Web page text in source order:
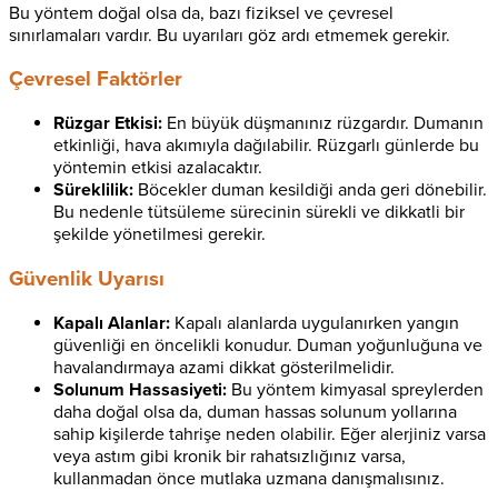
Bu yöntem doğal olsa da, bazı fiziksel ve çevresel
sınırlamaları vardır. Bu uyarıları göz ardı etmemek gerekir.
Çevresel Faktörler
Rüzgar Etkisi: En büyük düşmanınız rüzgardır. Dumanın
etkinliği, hava akımıyla dağılabilir. Rüzgarlı günlerde bu
yöntemin etkisi azalacaktır.
Süreklilik: Böcekler duman kesildiği anda geri dönebilir.
Bu nedenle tütsüleme sürecinin sürekli ve dikkatli bir
şekilde yönetilmesi gerekir.
Güvenlik Uyarısı
Kapalı Alanlar: Kapalı alanlarda uygulanırken yangın
güvenliği en öncelikli konudur. Duman yoğunluğuna ve
havalandırmaya azami dikkat gösterilmelidir.
Solunum Hassasiyeti: Bu yöntem kimyasal spreylerden
daha doğal olsa da, duman hassas solunum yollarına
sahip kişilerde tahrişe neden olabilir. Eğer alerjiniz varsa
veya astım gibi kronik bir rahatsızlığınız varsa,
kullanmadan önce mutlaka uzmana danışmalısınız.